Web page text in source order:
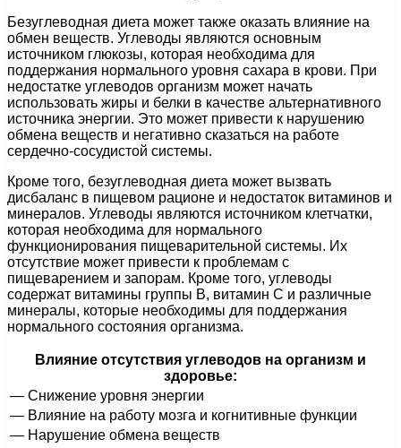
Безуглеводная диета может также оказать влияние на
обмен веществ. Углеводы являются основным
источником глюкозы, которая необходима для
поддержания нормального уровня сахара в крови. При
недостатке углеводов организм может начать
использовать жиры и белки в качестве альтернативного
источника энергии. Это может привести к нарушению
обмена веществ и негативно сказаться на работе
сердечно-сосудистой системы.
Кроме того, безуглеводная диета может вызвать
дисбаланс в пищевом рационе и недостаток витаминов и
минералов. Углеводы являются источником клетчатки,
которая необходима для нормального
функционирования пищеварительной системы. Их
отсутствие может привести к проблемам с
пищеварением и запорам. Кроме того, углеводы
содержат витамины группы В, витамин С и различные
минералы, которые необходимы для поддержания
нормального состояния организма.
Влияние отсутствия углеводов на организм и
здоровье:
— Снижение уровня энергии
— Влияние на работу мозга и когнитивные функции
— Нарушение обмена веществ